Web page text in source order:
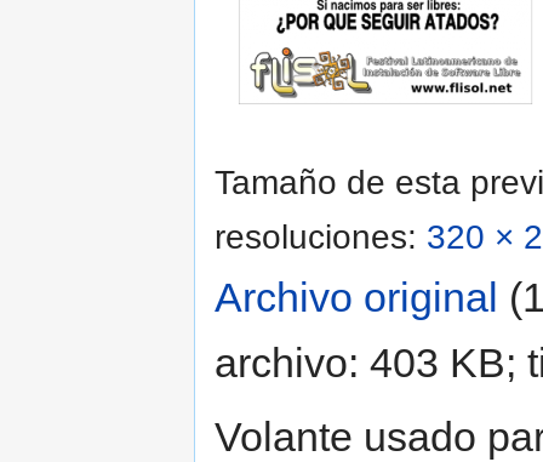
Tamaño de esta
resoluciones: 320 ×
Archivo original
archivo: 403 KB;
Volante usado